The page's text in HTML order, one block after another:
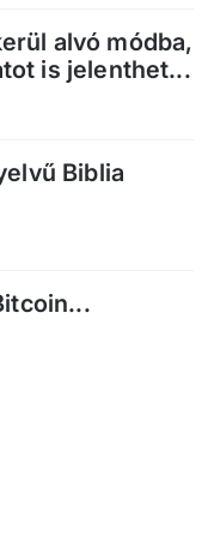
alvó módba,
is jelenthet...
Biblia